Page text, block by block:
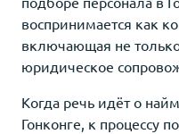
воспринимается как
включающая не
юридическое
Когда речь идёт о
Гонконге, к процессу